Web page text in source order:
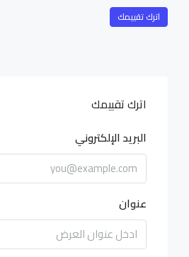
اترك تقييمك
اترك تقييمك
البريد الإلكتروني
عنوان